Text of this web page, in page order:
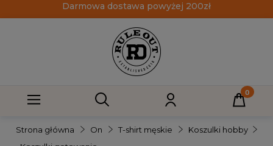
Darmowa dostawa powyżej 200zł
Strona główna On T-shirt męskie
Koszulki hobby